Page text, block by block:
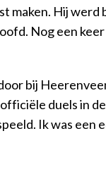
Hij werd
Nog een
bij
duels in
Ik was een